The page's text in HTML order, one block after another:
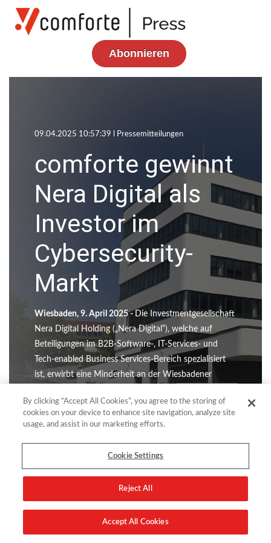
Abonnieren
09.04.2025 10:57:39 l Pressemitteilungen
comforte gewinnt
Nera Digital als
Investor im
Cybersecurity-
Markt
Wiesbaden, 9. April 2025 - Die Investmentgesellschaft
Nera Digital Holding („Nera Digital“), welche auf
Beteiligungen im B2B-Software-, IT-Services- und
Tech-enabled Business Services-Bereich spezialisiert
ist, erwirbt eine Minderheit an der Wiesbadener
Kapitalerhöhung durch. Optionen für den Erwerb
By clicking “Accept All Cookies”, you agree to the storing of
cookies on your device to enhance site navigation, analyze site
usage, and assist in our marketing efforts.
Cookie Settings
Reject All
Accept All Cookies